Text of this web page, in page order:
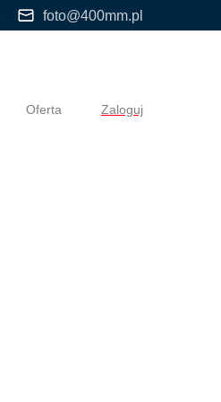
foto@400mm.pl
Oferta Zaloguj